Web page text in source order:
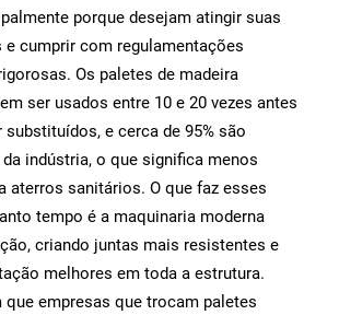
porque desejam atingir suas
e cumprir com regulamentações
Os paletes de madeira
ser usados entre 10 e 20 vezes antes
e cerca de 95% são
indústria, o que significa menos
aterros sanitários. O que faz esses
tempo é a maquinaria moderna
criando juntas mais resistentes e
melhores em toda a estrutura.
empresas que trocam paletes